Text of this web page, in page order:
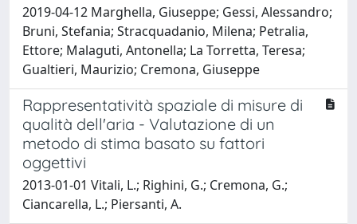
2019-04-12 Marghella, Giuseppe; Gessi, Alessandro;
Bruni, Stefania; Stracquadanio, Milena; Petralia,
Ettore; Malaguti, Antonella; La Torretta, Teresa;
Gualtieri, Maurizio; Cremona, Giuseppe
Rappresentatività spaziale di misure di
qualità dell'aria - Valutazione di un
metodo di stima basato su fattori
oggettivi
2013-01-01 Vitali, L.; Righini, G.; Cremona, G.;
Ciancarella, L.; Piersanti, A.